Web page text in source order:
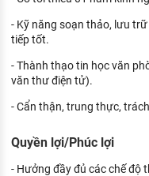
- Kỹ năng soạn thảo, lưu
tiếp tốt.
- Thành thạo tin học văn
văn thư điện tử).
- Cẩn thận, trung thực,
Quyền lợi/Phúc lợi
- Hưởng đầy đủ các chế độ